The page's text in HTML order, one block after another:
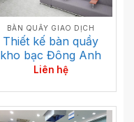
BÀN QUẦY GIAO DỊCH
Thiết kế bàn quầy
kho bạc Đông Anh
Liên hệ